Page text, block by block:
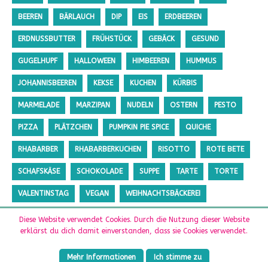
BEEREN BÄRLAUCH DIP EIS ERDBEEREN
ERDNUSSBUTTER FRÜHSTÜCK GEBÄCK GESUND
GUGELHUPF HALLOWEEN HIMBEEREN HUMMUS
JOHANNISBEEREN KEKSE KUCHEN KÜRBIS
MARMELADE MARZIPAN NUDELN OSTERN PESTO
PIZZA PLÄTZCHEN PUMPKIN PIE SPICE QUICHE
RHABARBER RHABARBERKUCHEN RISOTTO ROTE BETE
SCHAFSKÄSE SCHOKOLADE SUPPE TARTE TORTE
VALENTINSTAG VEGAN WEIHNACHTSBÄCKEREI
ZUCCHINI ZUCKERFREI
Diese Website verwendet Cookies. Durch die Nutzung dieser Website
erklärst du dich damit einverstanden, dass sie Cookies verwendet.
Mehr Informationen Ich stimme zu